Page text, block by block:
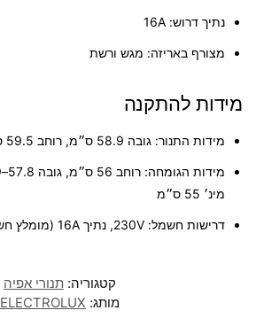
נתיך דרוש:
מצורף באריזה: מגש ורשת
מידות להתקנה
מידות התנור: גובה 58.9 ס״מ, רוחב 59.5 ס״מ
מידות הגומחה:
מינ׳ 55 ס״מ
דרישות חשמל:
קטגוריה: תנורי אפיה
מותג: ELECTROLUX